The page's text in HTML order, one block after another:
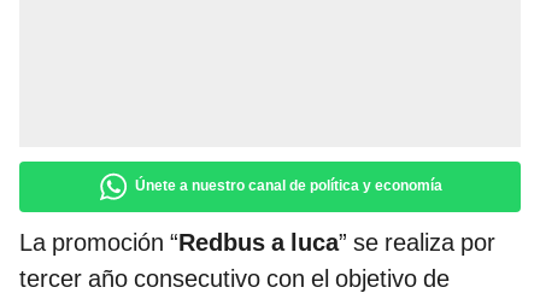
Únete a nuestro canal de política y economía
La promoción “Redbus a luca” se realiza por
tercer año consecutivo con el objetivo de